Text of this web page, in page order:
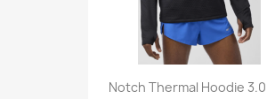
Notch Thermal Hoodie